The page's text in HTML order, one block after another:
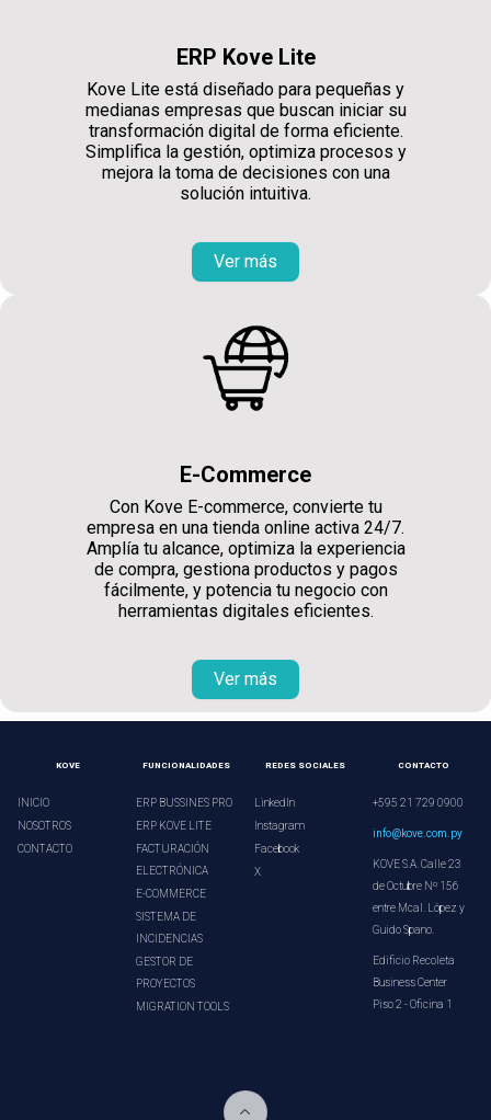
ERP Kove Lite
Kove Lite está diseñado para pequeñas y
medianas empresas que buscan iniciar su
transformación digital de forma eficiente.
Simplifica la gestión, optimiza procesos y
mejora la toma de decisiones con una
solución intuitiva.
Ver más
E-Commerce
Con Kove E-commerce, convierte tu
empresa en una tienda online activa 24/7.
Amplía tu alcance, optimiza la experiencia
de compra, gestiona productos y pagos
fácilmente, y potencia tu negocio con
herramientas digitales eficientes.
Ver más
KOVE
INICIO
NOSOTROS
CONTACTO
FUNCIONALIDADES
ERP BUSSINES PRO
ERP KOVE LITE
FACTURACIÓN
ELECTRÓNICA
E-COMMERCE
SISTEMA DE
INCIDENCIAS
GESTOR DE
PROYECTOS
MIGRATION TOOLS
REDES SOCIALES
LinkedIn
Instagram
Facebook
X
CONTACTO
+595 21 729 0900
info@kove.com.py
KOVE S.A. Calle 23
de Octubre Nº 156
entre Mcal. López y
Guido Spano.
Edificio Recoleta
Business Center
Piso 2 - Oficina 1